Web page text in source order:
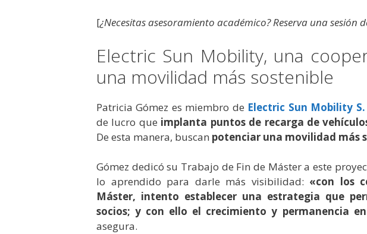
[¿Necesitas asesoramiento académico? Reserva una sesión
Electric Sun Mobility, una
una movilidad más sostenible
Patricia Gómez es miembro de Electric Sun Mobility S.
de lucro que implanta puntos de recarga de
De esta manera, buscan potenciar una movilidad más
Gómez dedicó su Trabajo de Fin de Máster a este
lo aprendido para darle más visibilidad: «con los
Máster, intento establecer una estrategia que
socios; y con ello el crecimiento y permanencia
asegura.